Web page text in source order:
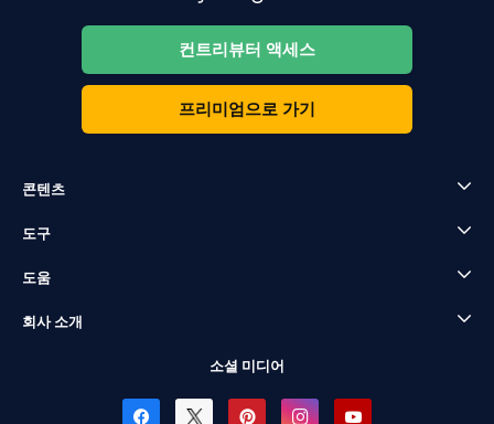
컨트리뷰터 액세스
프리미엄으로 가기
콘텐츠
도구
도움
회사 소개
소셜 미디어